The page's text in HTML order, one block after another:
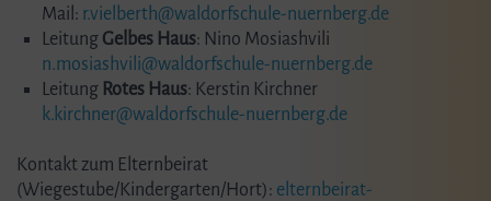
Mail: r.vielberth@waldorfschule-nuernberg.de
Leitung Gelbes Haus: Nino Mosiashvili
n.mosiashvili@waldorfschule-nuernberg.de
Leitung Rotes Haus: Kerstin Kirchner
k.kirchner@waldorfschule-nuernberg.de
Kontakt zum Elternbeirat
(Wiegestube/Kindergarten/Hort): elternbeirat-